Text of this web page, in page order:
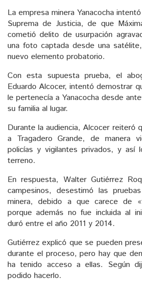
La empresa minera Yanacocha
Suprema de Justicia, de que
cometió delito de usurpación
una foto captada desde una
nuevo elemento probatorio.
Con esta supuesta prueba, el
Eduardo Alcocer, intentó demostrar
le pertenecía a Yanacocha desde
su familia al lugar.
Durante la audiencia, Alcocer reiteró
a Tragadero Grande, de manera
policías y vigilantes privados, y así
terreno.
En respuesta, Walter Gutiérrez
campesinos, desestimó las
minera, debido a que carece de
porque además no fue incluida al
duró entre el año 2011 y 2014.
Gutiérrez explicó que se pueden
durante el proceso, pero hay que
ha tenido acceso a ellas. Según
podido hacerlo.